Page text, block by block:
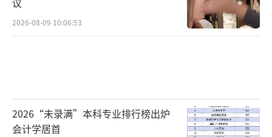
2026-08-09 10:06:53
2026“未录满”本科专业排行榜出炉
会计学居首